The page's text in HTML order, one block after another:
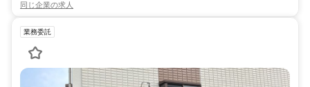
同じ企業の求人
業務委託